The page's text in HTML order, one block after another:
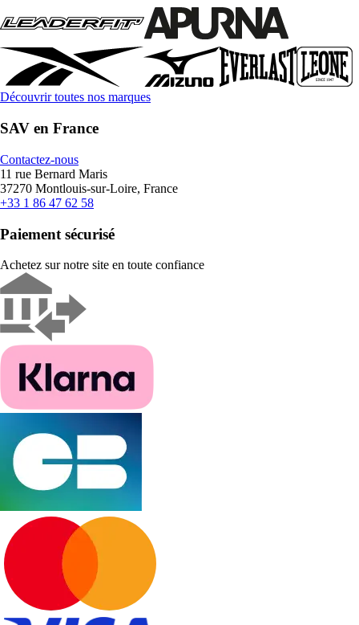
Découvrir toutes nos marques
SAV en France
Contactez-nous
11 rue Bernard Maris
37270 Montlouis-sur-Loire, France
+33 1 86 47 62 58
Paiement sécurisé
Achetez sur notre site en toute confiance